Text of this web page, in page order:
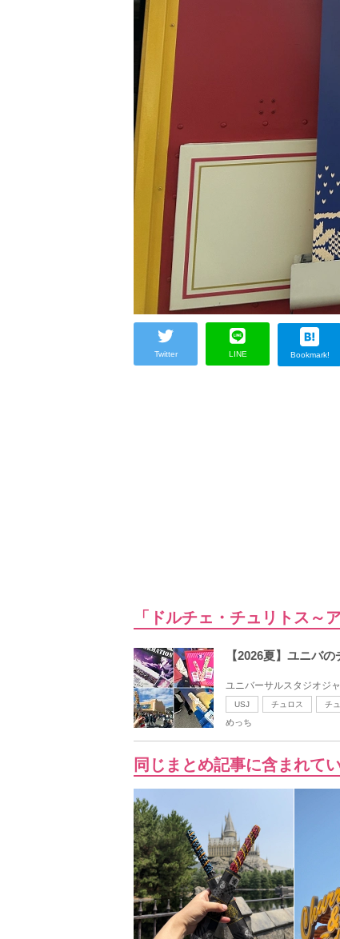
Twitter LINE Bookmark!
「ドルチェ・チュリトス～
【2026夏】ユニバ
ユニバーサルスタジオジ
USJ チュロス チ
めっち
同じまとめ記事に含まれて